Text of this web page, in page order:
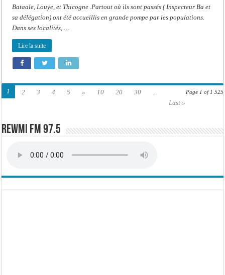
Bataale, Louye, et Thicogne .Partout où ils sont passés ( Inspecteur Ba et
sa délégation) ont été accueillis en grande pompe par les populations.
Dans ses localités, …
Lire la suite
Page 1 of 1 525
1 2 3 4 5 » 10 20 30
...
Last »
Rewmi FM 97.5